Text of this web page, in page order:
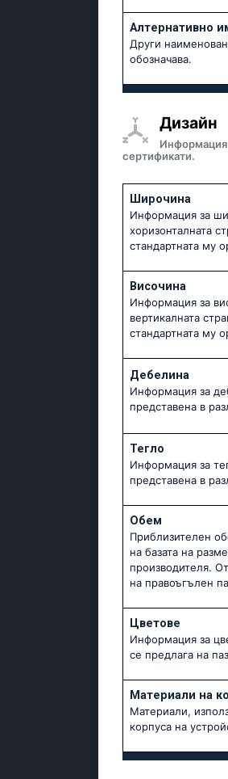
Алтернативно
Други
обозначава.
Дизайн
Информация
сертификати.
Широчина
Информация за
хоризонталната
стандартната му
Височина
Информация за
вертикалната
стандартната му
Дебелина
Информация за
представена в
Тегло
Информация за
представена в
Обем
Приблизителен
на базата на
производителя.
на правоъгълен
Цветове
Информация за
се предлага на
Материали на
Материали,
корпуса на